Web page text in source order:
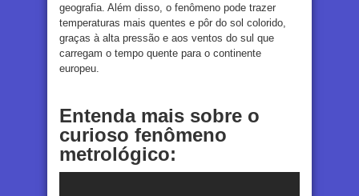
geografia. Além disso, o fenômeno pode trazer
temperaturas mais quentes e pôr do sol colorido,
graças à alta pressão e aos ventos do sul que
carregam o tempo quente para o continente
europeu.
Entenda mais sobre o
curioso fenômeno
metrológico: